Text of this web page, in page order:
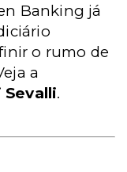
Banking já
o rumo de
a
Sevalli.